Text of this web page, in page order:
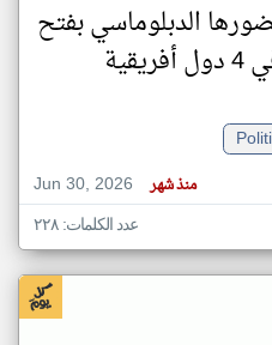
الدبلوماسي بفتح
Jun 30, 2026
منذ شهر
عدد الكلمات: ٢٢٨